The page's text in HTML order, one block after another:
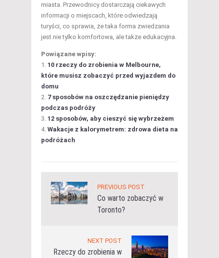
miasta. Przewodnicy dostarczają ciekawych
informacji o miejscach, które odwiedzają
turyści, co sprawia, że taka forma zwiedzania
jest nie tylko komfortowa, ale także edukacyjna.
Powiązane wpisy:
10 rzeczy do zrobienia w Melbourne,
które musisz zobaczyć przed wyjazdem do
domu
7 sposobów na oszczędzanie pieniędzy
podczas podróży
12 sposobów, aby cieszyć się wybrzeżem
Wakacje z kalorymetrem: zdrowa dieta na
podróżach
PREVIOUS POST
Co warto zobaczyć w
Toronto?
NEXT POST
Rzeczy do zrobienia w